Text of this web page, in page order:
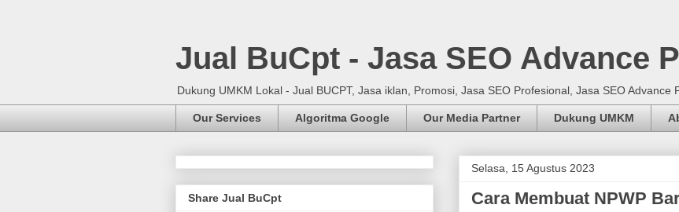
Jual BuCpt - Jasa SEO Advance
Dukung UMKM Lokal - Jual BUCPT, Jasa iklan, Promosi, Jasa SEO Profesional, Jasa SEO Advance
Our Services Algoritma Google Our Media Partner Dukung UMKM
Selasa, 15 Agustus 2023
Cara Membuat NPWP
Share Jual BuCpt